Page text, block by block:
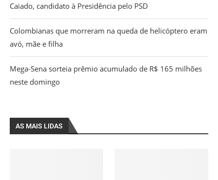
Caiado, candidato à Presidência pelo PSD
Colombianas que morreram na queda de helicóptero eram
avó, mãe e filha
Mega-Sena sorteia prêmio acumulado de R$ 165 milhões
neste domingo
AS MAIS LIDAS